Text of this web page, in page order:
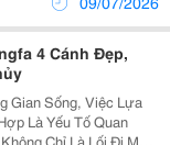
4 Cánh Đẹp,
Gian Sống, Việc Lựa
Là Yếu Tố Quan
Chỉ Là Lối Đi Mà